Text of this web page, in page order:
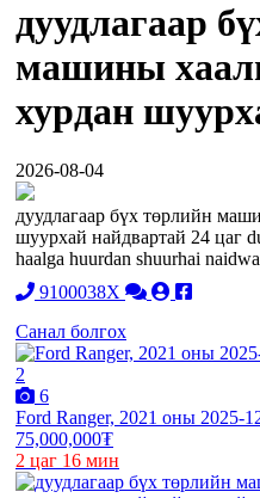
дуудлагаар
машины
хурдан
2026-08-04
дуудлагаар бүх төрлийн
шуурхай найдвартай 24 цаг
haalga huurdan shuurhai
9100038X
Санал болгох
6
Ford Ranger, 2021 оны 2025-
75,000,000₮
2 цаг 16 мин